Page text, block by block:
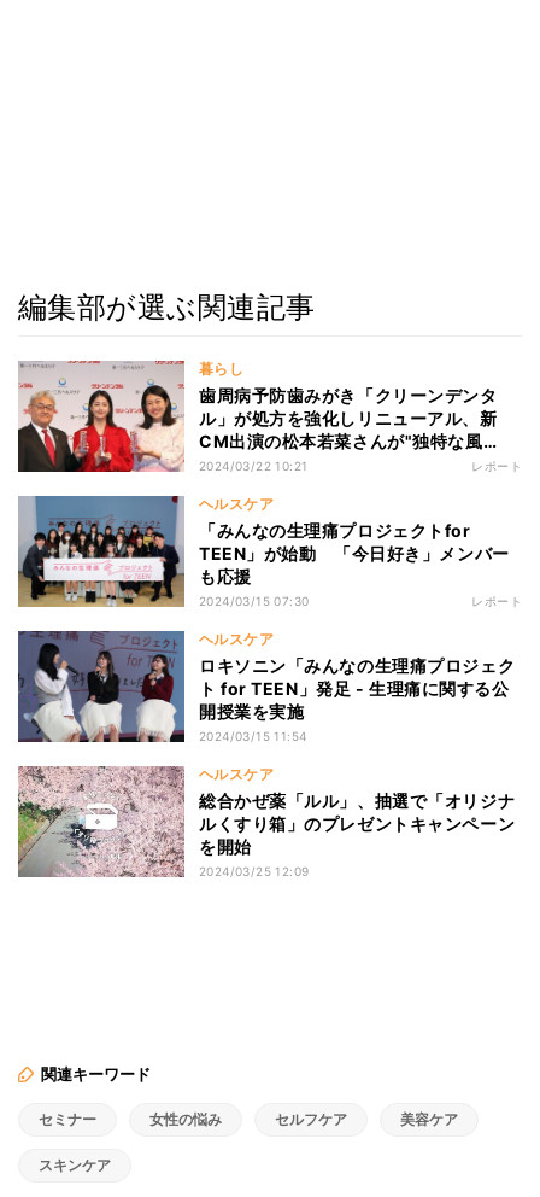
編集部が選ぶ関連記事
暮らし
歯周病予防歯みがき「クリーンデンタ
ル」が処方を強化しリニューアル、新
CM出演の松本若菜さんが"独特な風
味"について語る
2024/03/22 10:21 レポート
ヘルスケア
「みんなの生理痛プロジェクトfor
TEEN」が始動 「今日好き」メンバー
も応援
2024/03/15 07:30 レポート
ヘルスケア
ロキソニン「みんなの生理痛プロジェク
ト for TEEN」発足 - 生理痛に関する公
開授業を実施
2024/03/15 11:54
ヘルスケア
総合かぜ薬「ルル」、抽選で「オリジナ
ルくすり箱」のプレゼントキャンペーン
を開始
2024/03/25 12:09
関連キーワード
セミナー 女性の悩み セルフケア 美容ケア
スキンケア